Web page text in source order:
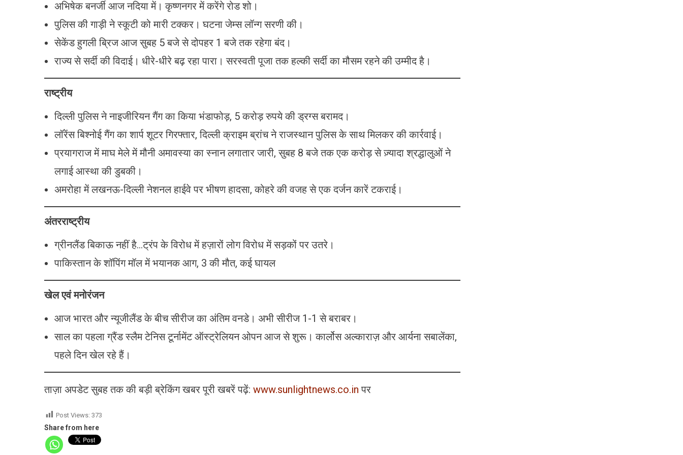
अभिषेक बनर्जी आज नदिया में। कृष्णनगर में करेंगे रोड शो।
पुलिस की गाड़ी ने स्कूटी को मारी टक्कर। घटना जेम्स लॉन्ग सरणी की।
सेकेंड हुगली ब्रिज आज सुबह 5 बजे से दोपहर 1 बजे तक रहेगा बंद।
राज्य से सर्दी की विदाई। धीरे-धीरे बढ़ रहा पारा। सरस्वती पूजा तक हल्की सर्दी का मौसम रहने की उम्मीद है।
राष्ट्रीय
दिल्ली पुलिस ने नाइजीरियन गैंग का किया भंडाफोड़, 5 करोड़ रुपये की ड्रग्स बरामद।
लॉरेंस बिश्नोई गैंग का शार्प शूटर गिरफ्तार, दिल्ली क्राइम ब्रांच ने राजस्थान पुलिस के साथ मिलकर की कार्रवाई।
प्रयागराज में माघ मेले में मौनी अमावस्या का स्नान लगातार जारी, सुबह 8 बजे तक एक करोड़ से ज़्यादा श्रद्धालुओं ने
लगाई आस्था की डुबकी।
अमरोहा में लखनऊ-दिल्ली नेशनल हाईवे पर भीषण हादसा, कोहरे की वजह से एक दर्जन कारें टकराई।
अंतरराष्ट्रीय
ग्रीनलैंड बिकाऊ नहीं है…ट्रंप के विरोध में हज़ारों लोग विरोध में सड़कों पर उतरे।
पाकिस्तान के शॉपिंग मॉल में भयानक आग, 3 की मौत, कई घायल
खेल एवं मनोरंजन
आज भारत और न्यूजीलैंड के बीच सीरीज का अंतिम वनडे। अभी सीरीज 1-1 से बराबर।
साल का पहला ग्रैंड स्लैम टेनिस टूर्नामेंट ऑस्ट्रेलियन ओपन आज से शुरू। कार्लोस अल्काराज़ और आर्यना सबालेंका,
पहले दिन खेल रहे हैं।
ताज़ा अपडेट सुबह तक की बड़ी ब्रेकिंग खबर पूरी खबरें पढ़ें: www.sunlightnews.co.in पर
Post Views: 373
Share from here